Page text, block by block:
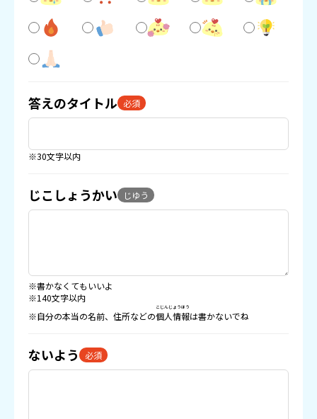
答えのタイトル 必須
※30文字以内
じこしょうかい じゆう
※書かなくてもいいよ
※140文字以内
※自分の本当の名前、住所などの個人情報
こじんじょうほう
は書かないでね
ないよう 必須